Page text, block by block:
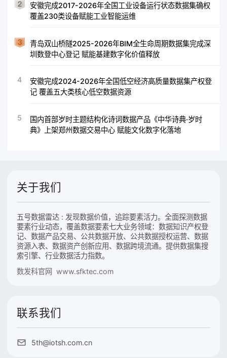
安徽完成2017-2026年全国工业设备运行状态数据集确权
覆盖230类设备赋能工业智能运维
青岛双山桥隧2025-2026年BIM全生命周期数据集完成深
圳数登中心登记 赋能基建数字化价值释放
4
安徽完成2024-2026年全国低空经济高质量数据集产权登
记 覆盖五大类核心低空数据资源
5
国内首部岁时主题结构化诗词数据产品《中华诗典·岁时
典》上架郑州数据交易中心 赋能文化数字化落地
关于我们
五号数据雷达 : 发现数据价值，追踪要素活力。全面探测数据
要素行业动态，覆盖数据要素七大业务领域：数据知识产权登
记、数据产品交易、公共数据开放、公共数据授权运营、数据
资源入表、数据资产创新应用、数据跨境流通。提供数据集搜
索引擎、行业数据活力指数。
数发科官网 www.sfktec.com
联系我们
5th@iotsh.com.cn